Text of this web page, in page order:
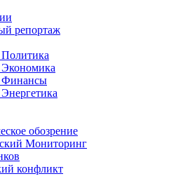
репортаж
Финансы
обозрение
Мониторинг
конфликт